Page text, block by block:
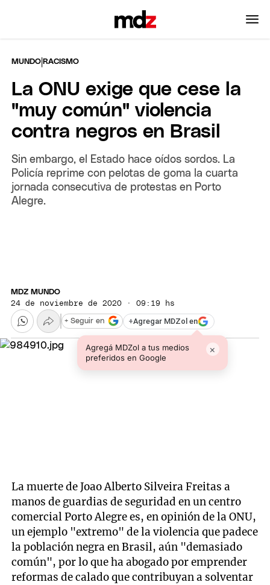
MUNDO |RACISMO
La ONU exige que cese la
"muy común" violencia
contra negros en Brasil
Sin embargo, el Estado hace oídos sordos. La
Policía reprime con pelotas de goma la cuarta
jornada consecutiva de protestas en Porto
Alegre.
MDZ MUNDO
24 de noviembre de 2020 · 09:19 hs
+Agregar MDZol en
Agregá MDZol a tus medios
preferidos en Google
×
+ Seguir en
La muerte de Joao Alberto Silveira Freitas a
manos de guardias de seguridad en un centro
comercial Porto Alegre es, en opinión de la ONU,
un ejemplo "extremo" de la violencia que padece
la población negra en Brasil, aún "demasiado
común", por lo que ha abogado por emprender
reformas de calado que contribuyan a solventar